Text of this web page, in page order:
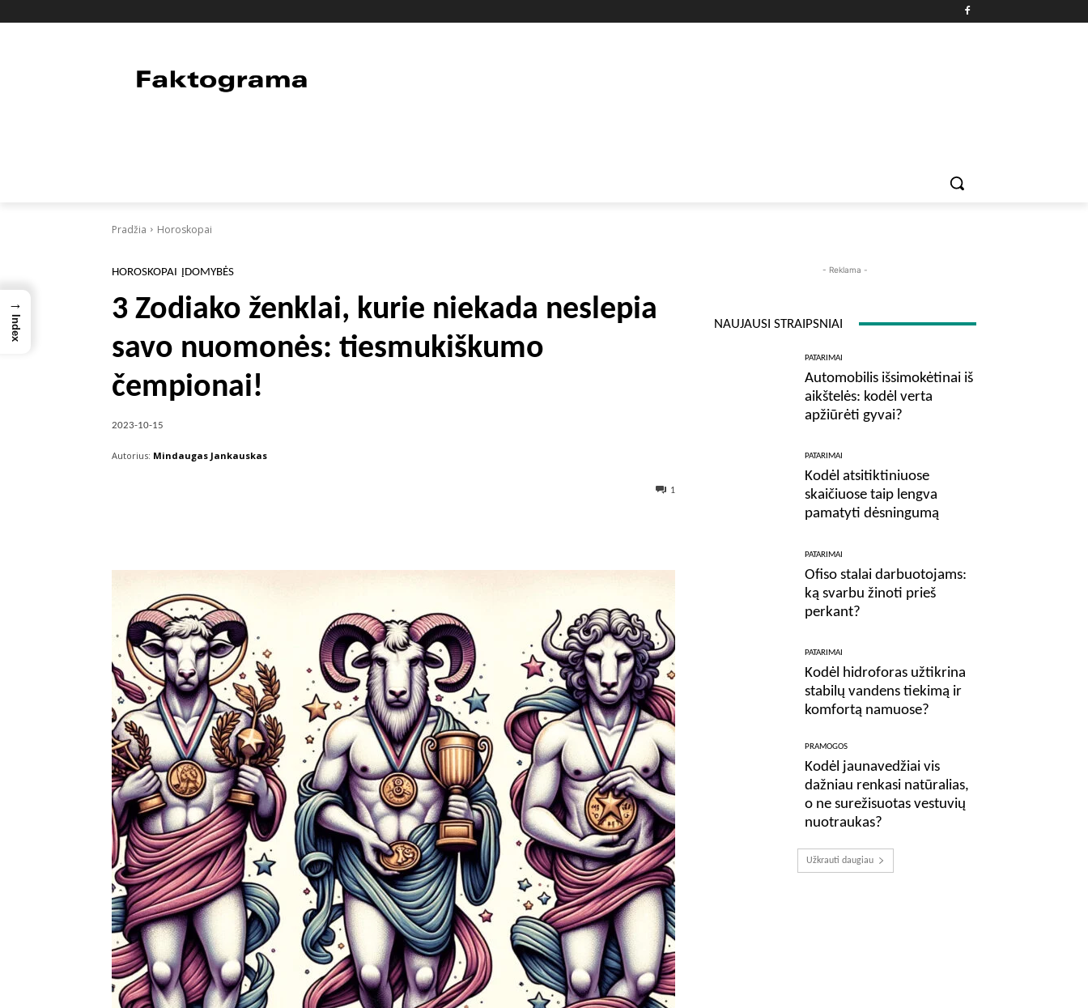
Pradžia Horoskopai
HOROSKOPAI ĮDOMYBĖS
3 Zodiako ženklai, kurie niekada neslepia
savo nuomonės: tiesmukiškumo
čempionai!
2023-10-15
Autorius: Mindaugas Jankauskas
1
- Reklama -
NAUJAUSI STRAIPSNIAI
PATARIMAI
Automobilis išsimokėtinai iš
aikštelės: kodėl verta
apžiūrėti gyvai?
PATARIMAI
Kodėl atsitiktiniuose
skaičiuose taip lengva
pamatyti dėsningumą
PATARIMAI
Ofiso stalai darbuotojams:
ką svarbu žinoti prieš
perkant?
PATARIMAI
Kodėl hidroforas užtikrina
stabilų vandens tiekimą ir
komfortą namuose?
PRAMOGOS
Kodėl jaunavedžiai vis
dažniau renkasi natūralias,
o ne surežisuotas vestuvių
nuotraukas?
Užkrauti daugiau
→
Index